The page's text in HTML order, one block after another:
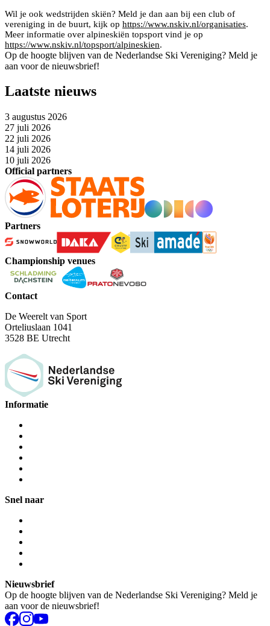
Wil je ook wedstrijden skiën? Meld je dan aan bij een club of
vereniging in de buurt, kijk op https://www.nskiv.nl/organisaties.
Meer informatie over alpineskiën topsport vind je op
https://www.nskiv.nl/topsport/alpineskien.
Op de hoogte blijven van de Nederlandse Ski Vereniging? Meld je
aan voor de nieuwsbrief!
Laatste nieuws
3 augustus 2026
27 juli 2026
22 juli 2026
14 juli 2026
10 juli 2026
Official partners
Partners
Championship venues
Contact
De Weerelt van Sport
Orteliuslaan 1041
3528 BE Utrecht
Informatie
Snel naar
Nieuwsbrief
Op de hoogte blijven van de Nederlandse Ski Vereniging? Meld je
aan voor de nieuwsbrief!